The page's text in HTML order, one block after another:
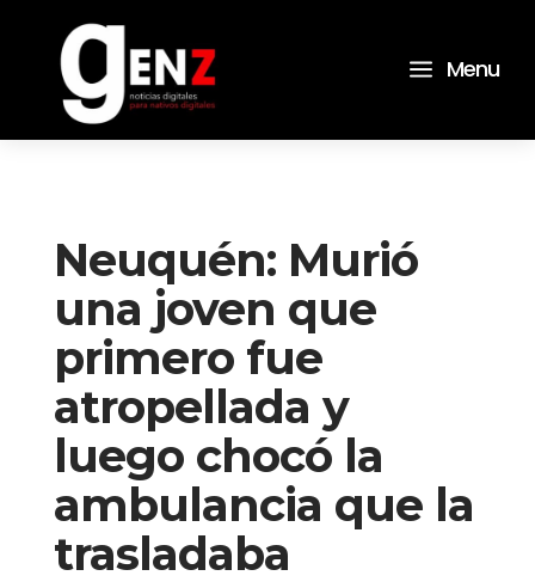
a Menu
Neuquén: Murió
una joven que
primero fue
atropellada y
luego chocó la
ambulancia que la
trasladaba